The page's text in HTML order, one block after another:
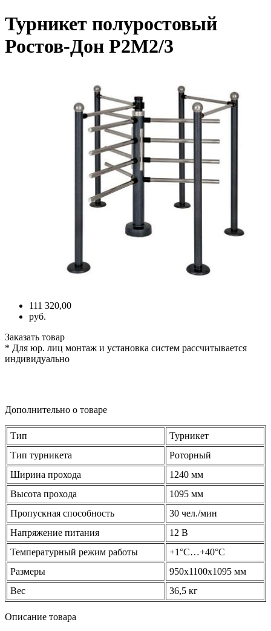
Турникет полуростовый
Ростов-Дон Р2М2/3
111 320,00
руб.
Заказать товар
* Для юр. лиц монтаж и установка систем рассчитывается
индивидуально
Дополнительно о товаре
Тип
Турникет
Тип турникета
Роторный
Ширина прохода
1240 мм
Высота прохода
1095 мм
Пропускная способность
30 чел./мин
Напряжение питания
12 В
Температурный режим работы
+1°C…+40°C
Размеры
950x1100x1095 мм
Вес
36,5 кг
Описание товара